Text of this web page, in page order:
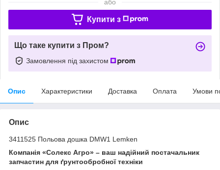
або
Купити з
Що таке купити з Пром?
Замовлення під захистом
Опис Характеристики Доставка Оплата Умови
Опис
3411525 Польова дошка DMW1 Lemken
Компанія «Солекс Агро» – ваш надійний постачальник
запчастин для ґрунтообробної техніки